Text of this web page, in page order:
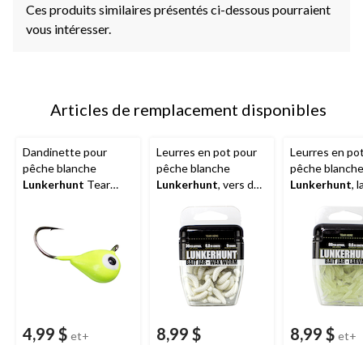
Ces produits similaires présentés ci-dessous pourraient
vous intéresser.
Articles de remplacement disponibles
Dandinette pour
pêche blanche
Lunkerhunt Tear
4,99 $ et+
Leurres en pot pour
pêche blanche
Lunkerhunt, vers de
8,99 $
Leurres en
pêche blanche
Lunkerhunt,
8,99 $ et+